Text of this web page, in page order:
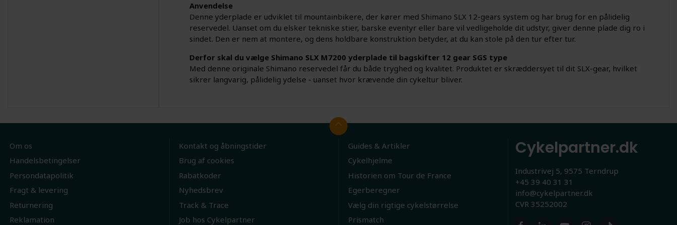
Anvendelse
Denne yderplade er udviklet til mountainbikere, der kører med Shimano SLX 12-gears system og har brug for en pålidelig
reservedel. Uanset om du elsker tekniske stier, barske eventyr eller bare vil vedligeholde dit udstyr, giver denne plade dig ro i
sindet. Den er nem at montere, og dens holdbare konstruktion betyder, at du kan stole på den tur efter tur.
Derfor skal du vælge Shimano SLX M7200 yderplade til bagskifter 12 gear SGS type
Med denne originale Shimano reservedel får du både tryghed og kvalitet. Produktet er skræddersyet til dit SLX-gear, hvilket
sikrer langvarig, pålidelig ydelse - uanset hvor krævende din cykeltur bliver.
Om os
Handelsbetingelser
Persondatapolitik
Fragt & levering
Returnering
Reklamation
Kontakt og åbningstider
Brug af cookies
Rabatkoder
Nyhedsbrev
Track & Trace
Job hos Cykelpartner
Guides & Artikler
Cykelhjelme
Historien om Tour de France
Egerberegner
Vælg din rigtige cykelstørrelse
Prismatch
Cykelpartner.dk
Industrivej 5, 9575 Terndrup
+45 39 40 31 31
info@cykelpartner.dk
CVR 35252002